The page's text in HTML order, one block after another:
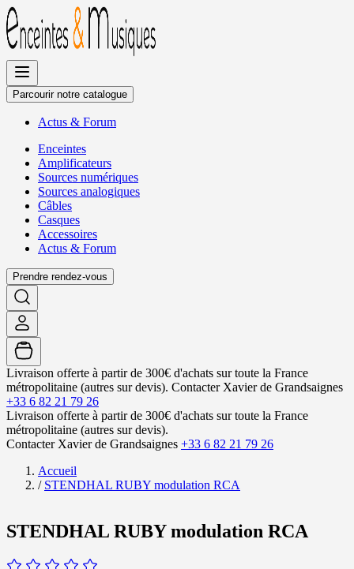
Allez
au
contenu
Parcourir notre catalogue
Actus & Forum
Enceintes
Amplificateurs
Sources numériques
Sources analogiques
Câbles
Casques
Accessoires
Actus & Forum
Prendre rendez-vous
Livraison offerte à partir de 300€ d'achats sur toute la France
métropolitaine (autres sur devis). Contacter Xavier de Grandsaignes
+33 6 82 21 79 26
Livraison offerte à partir de 300€ d'achats sur toute la France
métropolitaine (autres sur devis).
Contacter Xavier de Grandsaignes +33 6 82 21 79 26
Accueil
/ STENDHAL RUBY modulation RCA
STENDHAL RUBY modulation RCA